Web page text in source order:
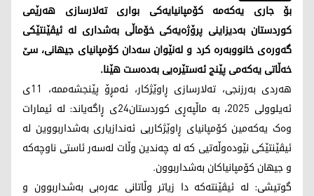
بۆ جاری یەکەمە کۆمپانیایەکی بواری تەلارسازی هەرێمی
کوردستان بەدیزاینی پرۆژەیەکی خۆماڵی بەشداری لە ئیڤێنتێکی
گەورەی خانووبەرە کرد و لەنێوان سەدان کۆمپانیای جیهانی، سێ
خەڵاتی یەکەمی پێنج ئەستێرەیی بەدەست هێنا.
هەردی بەرزنجی، تەلارسازی ڕاوێژکار، ئەمڕۆ پێنجشەممە، 11ی
ئەیلوولی 2025، بە ماڵپەڕی کوردستان24ی ڕاگەیاند: لە ئیمارات
وەک یەکەمین کۆمپانیای ڕاوێژکاریی ئەندازیاری بەشداربووین لە
ئیڤێنتێکی نێودەوڵەتیی کە لە چەندین وڵات لەسەر ئاستی ناوچەکە
و جیهان کۆمپانیاکان بەشداربوون.
گوتیشی: لە ئیڤێنتەکە دا زیاتر وڵاتانی عەرەبی بەشداربوون و